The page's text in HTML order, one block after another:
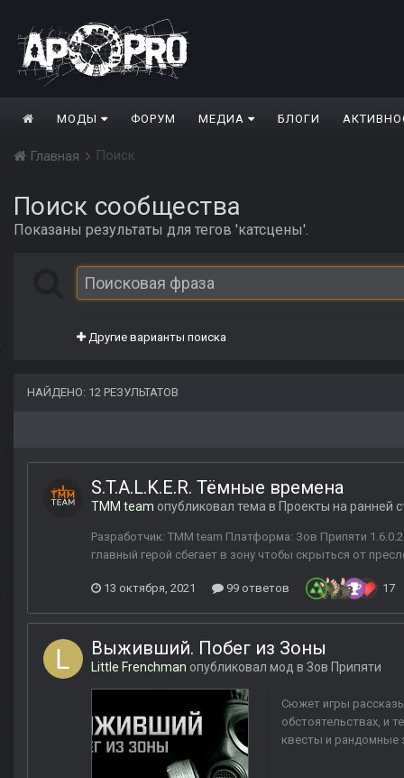
МОДЫ ФОРУМ МЕДИА БЛОГИ
Главная Поиск
Поиск сообщества
Показаны результаты для тегов 'катсцены'.
Другие варианты поиска
НАЙДЕНО: 12 РЕЗУЛЬТАТОВ
S.T.A.L.K.E.R. Тёмные времена
TMM team опубликовал тема в Проекты на ранней
Разработчик: TMM team Платформа: Зов Припяти
главный герой сбегает в зону чтобы скрыться от
13 октября, 2021 99 ответов 17
Выживший. Побег из Зоны
Little Frenchman опубликовал мод в Зов Припяти
Сюжет игры
обстоятельствах, и
квесты и рандомные